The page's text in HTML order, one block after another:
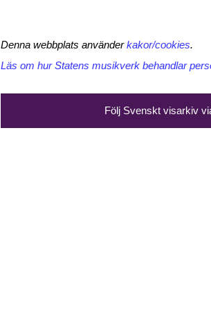
Denna webbplats använderkakor/cookies.
Läs om hur Statens musikverk behandlar
Följ Svenskt visarkiv